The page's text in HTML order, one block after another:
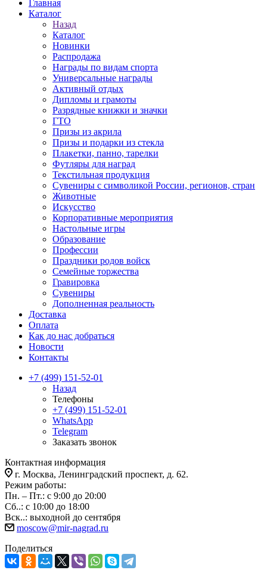
Главная
Каталог
Назад
Каталог
Новинки
Распродажа
Награды по видам спорта
Универсальные награды
Активный отдых
Дипломы и грамоты
Разрядные книжки и значки
ГТО
Призы из акрила
Призы и подарки из стекла
Плакетки, панно, тарелки
Футляры для наград
Текстильная продукция
Сувениры с символикой России, регионов, стран
Животные
Искусство
Корпоративные мероприятия
Настольные игры
Образование
Профессии
Праздники родов войск
Семейные торжества
Гравировка
Сувениры
Дополненная реальность
Доставка
Оплата
Как до нас добраться
Новости
Контакты
+7 (499) 151-52-01
Назад
Телефоны
+7 (499) 151-52-01
WhatsApp
Telegram
Заказать звонок
Контактная информация
г. Москва, Ленинградский проспект, д. 62.
Режим работы:
Пн. – Пт.: с 9:00 до 20:00
Сб..: с 10:00 до 18:00
Вск..: выходной до сентября
moscow@mir-nagrad.ru
Поделиться